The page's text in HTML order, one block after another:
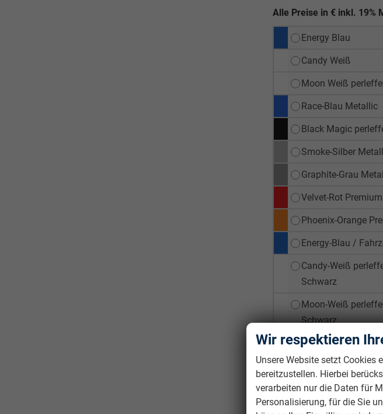
Alle Preise in € inkl. 19%
Energy Blau
Candy Weiß
Moon Weiß
Race-Blau Metallic
Black Magic
Smoke-Silber
Graphite-Grau
Velvet-Rot
Phoenix-Orange
Energy-Blau /
Candy-Weiß
Schwarz
Moon-Weiß
Schwarz
Race-Blau Metallic
Schwarz
Smoke-Silber
Schwarz
Wir respektieren
Unsere Website setzt Cookies
bereitzustellen. Hierbei
verarbeiten nur die Daten für
Personalisierung, für die Sie